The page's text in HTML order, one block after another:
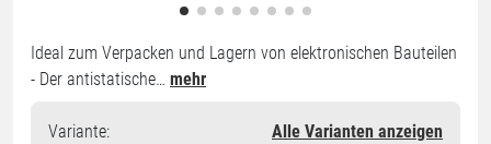
Ideal zum Verpacken und Lagern von elektronischen Bauteilen
- Der antistatische… mehr
Variante: Alle Varianten anzeigen